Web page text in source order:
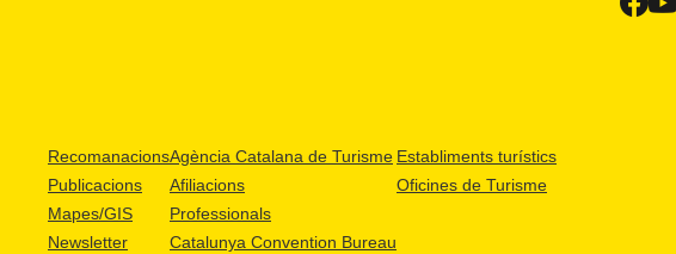
Recomanacions
Publicacions
Mapes/GIS
Newsletter
Agència Catalana de Turisme
Afiliacions
Professionals
Catalunya Convention Bureau
Establiments turístics
Oficines de Turisme